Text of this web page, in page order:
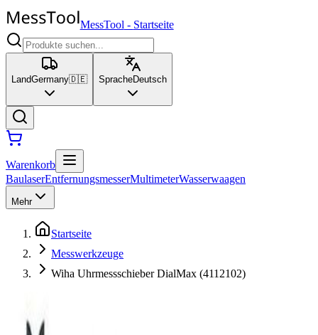
MessTool - Startseite
LandGermany🇩🇪 SpracheDeutsch
Warenkorb
BaulaserEntfernungsmesserMultimeterWasserwaagen
Mehr
Startseite
Messwerkzeuge
Wiha Uhrmessschieber DialMax (4112102)